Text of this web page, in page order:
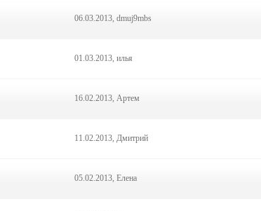
06.03.2013, dmuj9mbs
01.03.2013, илья
16.02.2013, Артем
11.02.2013, Дмитрий
05.02.2013, Елена